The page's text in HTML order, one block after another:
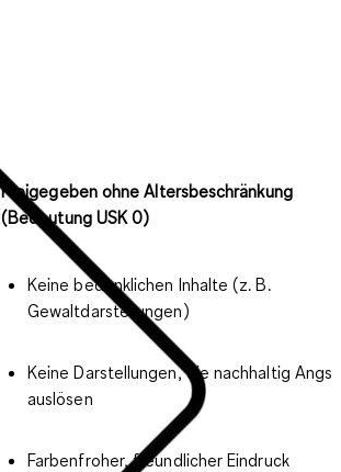
Freigegeben ohne Altersbeschränkung
(Bedeutung USK 0)
Keine bedenklichen Inhalte (z. B.
Gewaltdarstellungen)
Keine Darstellungen, die nachhaltig Angst
auslösen
Farbenfroher, freundlicher Eindruck